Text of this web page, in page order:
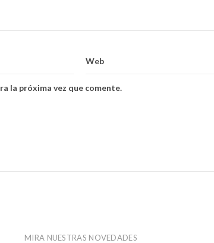
Web
la próxima vez que comente.
MIRA NUESTRAS NOVEDADES